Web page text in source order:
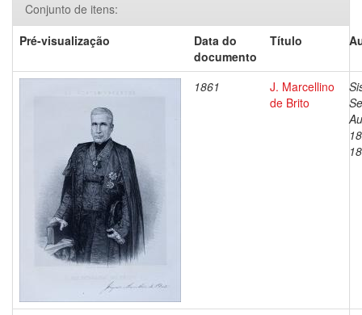
Conjunto de itens:
Pré-visualização
Data do
documento
Título
1861
J. Marcellino
de Brito